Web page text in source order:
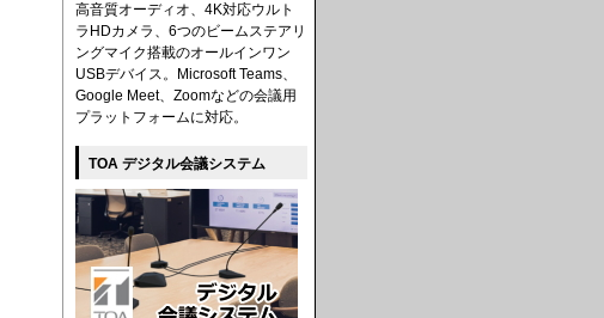
高音質オーディオ、4K対応ウルト
ラHDカメラ、6つのビームステアリ
ングマイク搭載のオールインワン
USBデバイス。Microsoft Teams、
Google Meet、Zoomなどの会議用
プラットフォームに対応。
TOA デジタル会議システム